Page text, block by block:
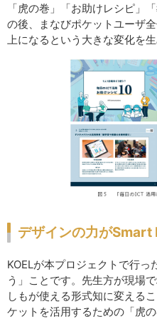
「虎の巻」「お助けレシピ」
の後、まなびポケットユーザ
上になるという大きな変化を
デザインの力が
KOELが本プロジェクトで行
う」ことです。先生方が現場
しもが使える形式知に変える
ケットを活用するための「虎